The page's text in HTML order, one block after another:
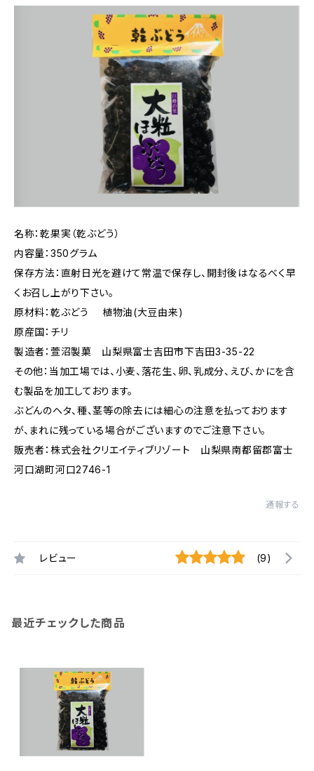
名称：乾果実（乾ぶどう）
内容量：350グラム
保存方法：直射日光を避けて常温で保存し、開封後はなるべく早
くお召し上がり下さい。
原材料：乾ぶどう 植物油(大豆由来)
原産国：チリ
製造者：萱沼製菓 山梨県富士吉田市下吉田3-35-22
その他：当加工場では、小麦、落花生、卵、乳成分、えび、かにを含
む製品を加工しております。
ぶどんのヘタ、種、茎等の除去には細心の注意を払っております
が、まれに残っている場合がございますのでご注意下さい。
販売者：株式会社クリエイティブリゾート 山梨県南都留郡富士
河口湖町河口2746-1
通報する
レビュー (9)
最近チェックした商品